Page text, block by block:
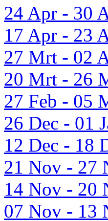
24 Apr - 30
17 Apr - 23
27 Mrt - 02
20 Mrt - 26
27 Feb - 05
26 Dec - 01
12 Dec - 18
21 Nov - 27
14 Nov - 20
07 Nov - 13